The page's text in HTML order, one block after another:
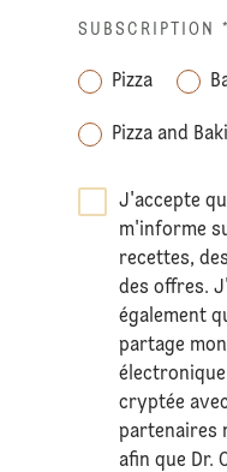
SUBSCRIPTION *
Pizza
Pizza and
J'accepte
m'informe
recettes,
des offres.
également
partage
cryptée
partenaires
afin que Dr.